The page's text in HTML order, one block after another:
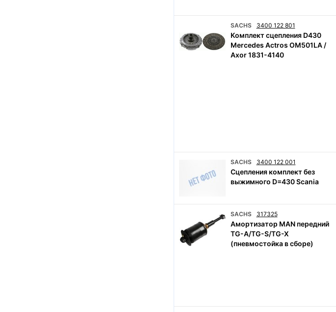
SACHS 3400 122 801
Комплект сцепления D430
Mercedes Actros OM501LA /
Axor 1831-4140
SACHS 3400 122 001
Сцепления комплект без
выжимного D=430 Scania
SACHS 317325
Амортизатор MAN передний
TG-A/TG-S/TG-X
(пневмостойка в сборе)